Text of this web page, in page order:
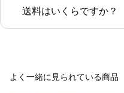
送料はいくらですか？
よく一緒に見られている商品